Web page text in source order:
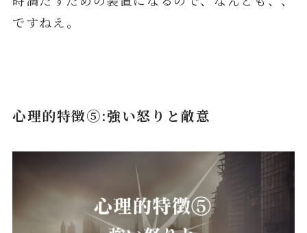
ですねえ。
心理的特徴⑤:強い怒りと敵意